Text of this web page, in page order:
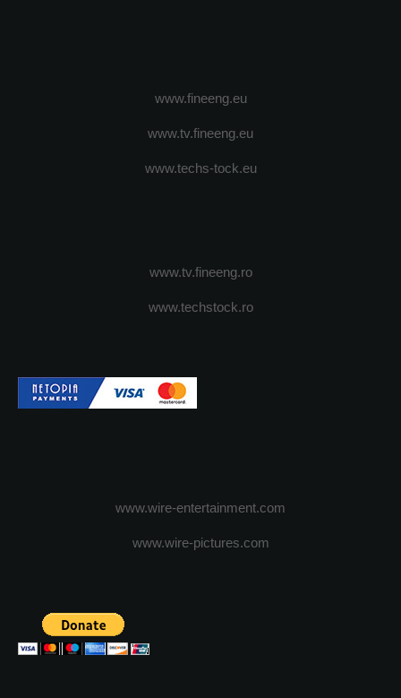
www.fineeng.eu
www.tv.fineeng.eu
www.techs-tock.eu
www.tv.fineeng.ro
www.techstock.ro
www.wire-entertainment.com
www.wire-pictures.com